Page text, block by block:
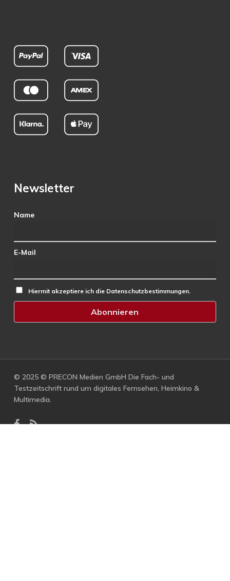
Newsletter
Name
E-Mail
Hiermit akzeptiere ich die Datenschutzbestimmungen.
© 2025 © PRECON Medien GmbH Die Fach- und
Testzeitschrift rund um digitales Fernsehen, Heimkino &
Multimedia.
facebook
RSS